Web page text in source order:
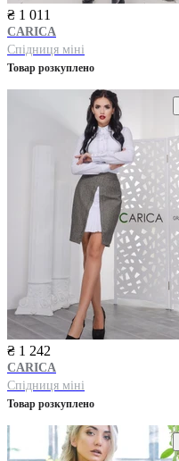
₴ 1 011
CARICA
Спідниця міні
Товар розкуплено
₴ 1 242
CARICA
Спідниця міні
Товар розкуплено